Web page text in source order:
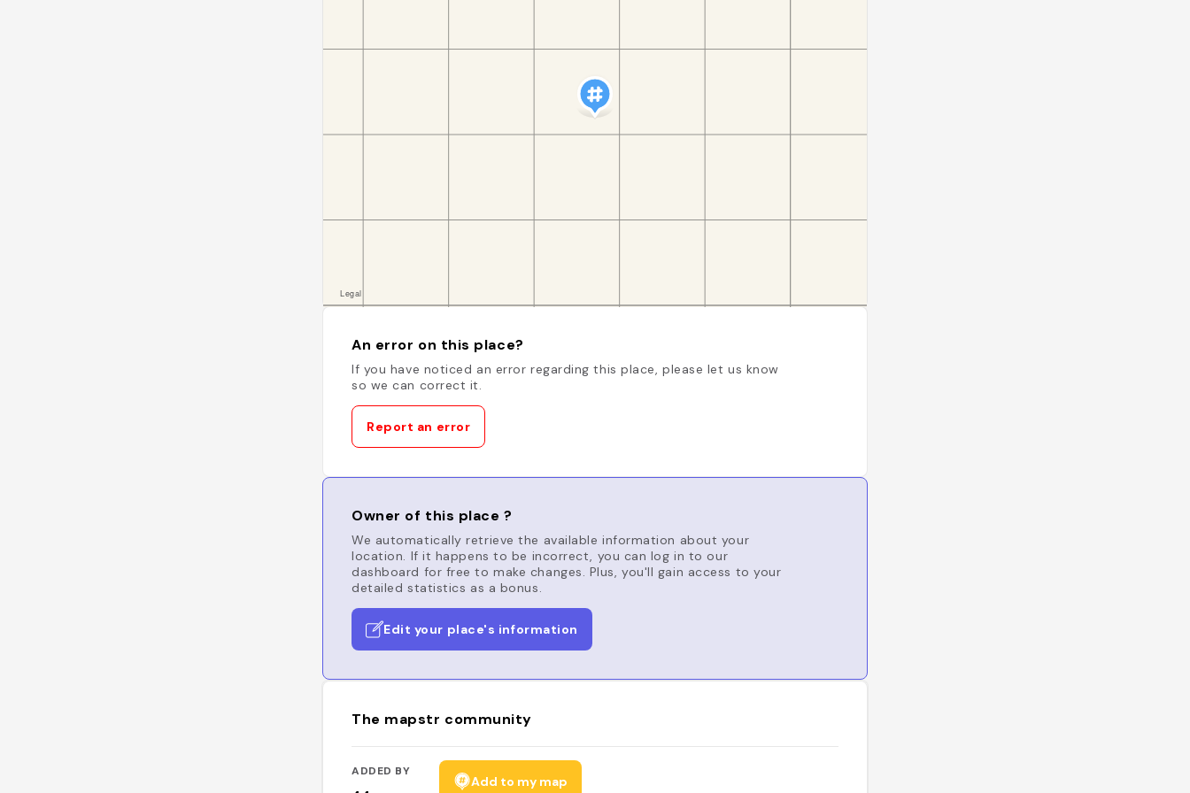
An error on this place?
If you have noticed an error regarding this place, please let us know
so we can correct it.
Report an error
Owner of this place ?
We automatically retrieve the available information about your
location. If it happens to be incorrect, you can log in to our
dashboard for free to make changes. Plus, you'll gain access to your
detailed statistics as a bonus.
Edit your place's information
The mapstr community
ADDED BY
Add to my map